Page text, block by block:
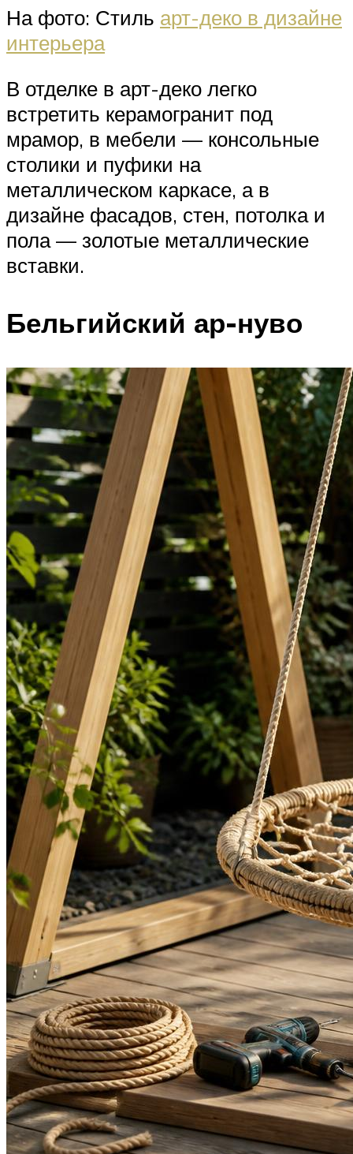
На фото: Стиль арт-деко в дизайне
интерьера
В отделке в арт-деко легко
встретить керамогранит под
мрамор, в мебели — консольные
столики и пуфики на
металлическом каркасе, а в
дизайне фасадов, стен, потолка и
пола — золотые металлические
вставки.
Бельгийский ар-нуво